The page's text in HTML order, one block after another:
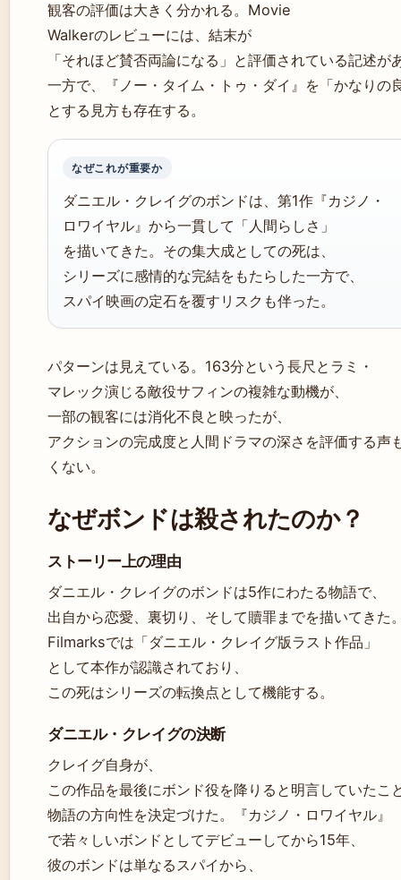
観客の評価は大きく分かれる。Movie
Walkerのレビューには、結末が
「それほど賛否両論になる」と評価されている記述が
一方で、『ノー・タイム・トゥ・ダイ』を「かなりの
とする見方も存在する。
なぜこれが重要か
ダニエル・クレイグのボンドは、第1作『カジノ・
ロワイヤル』から一貫して「人間らしさ」
を描いてきた。その集大成としての死は、
シリーズに感情的な完結をもたらした一方で、
スパイ映画の定石を覆すリスクも伴った。
パターンは見えている。163分という長尺とラミ・
マレック演じる敵役サフィンの複雑な動機が、
一部の観客には消化不良と映ったが、
アクションの完成度と人間ドラマの深さを評価する声
くない。
なぜボンドは殺されたのか？
ストーリー上の理由
ダニエル・クレイグのボンドは5作にわたる物語で、
出自から恋愛、裏切り、そして贖罪までを描いてきた
Filmarksでは「ダニエル・クレイグ版ラスト作品」
として本作が認識されており、
この死はシリーズの転換点として機能する。
ダニエル・クレイグの決断
クレイグ自身が、
この作品を最後にボンド役を降りると明言していたこ
物語の方向性を決定づけた。『カジノ・ロワイヤル』
で若々しいボンドとしてデビューしてから15年、
彼のボンドは単なるスパイから、